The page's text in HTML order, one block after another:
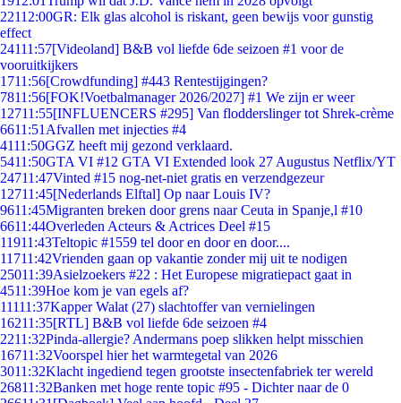
22112:00GR: Elk glas alcohol is riskant, geen bewijs voor gunstig
effect
24111:57[Videoland] B&B vol liefde 6de seizoen #1 voor de
vooruitkijkers
1711:56[Crowdfunding] #443 Rentestijgingen?
7811:56[FOK!Voetbalmanager 2026/2027] #1 We zijn er weer
12711:55[INFLUENCERS #295] Van flodderslinger tot Shrek-crème
6611:51 Afvallen met injecties #4
4111:50GGZ heeft mij gezond verklaard.
5411:50GTA VI #12 GTA VI Extended look 27 Augustus Netflix/YT
24711:47Vinted #15 nog-net-niet gratis en verzendgezeur
12711:45[Nederlands Elftal] Op naar Louis IV?
9611:45Migranten breken door grens naar Ceuta in Spanje,l #10
6611:44Overleden Acteurs & Actrices Deel #15
11911:43Teltopic #1559 tel door en door en door....
11711:42Vrienden gaan op vakantie zonder mij uit te nodigen
25011:39Asielzoekers #22 : Het Europese migratiepact gaat in
4511:39Hoe kom je van egels af?
11111:37Kapper Walat (27) slachtoffer van vernielingen
16211:35[RTL] B&B vol liefde 6de seizoen #4
2211:32Pinda-allergie? Andermans poep slikken helpt misschien
16711:32Voorspel hier het warmtegetal van 2026
3011:32Klacht ingediend tegen grootste insectenfabriek ter wereld
26811:32Banken met hoge rente topic #95 - Dichter naar de 0